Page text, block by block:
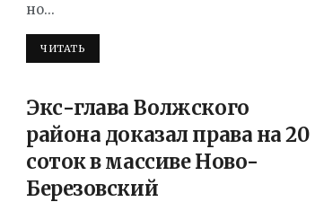
но...
ЧИТАТЬ
Экс-глава Волжского
района доказал права на 20
соток в массиве Ново-
Березовский